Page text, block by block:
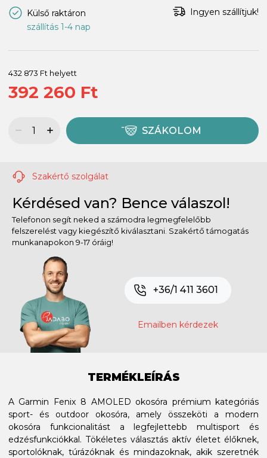
Külső raktáron
szállítás 1-4 nap
Ingyen szállítjuk!
432 873 Ft helyett
392 260 Ft
SZÁKOLOM
Szakértő szolgálat
Kérdésed van? Bence válaszol!
Telefonon segít neked a számodra legmegfelelőbb
felszerelést vagy kiegészítő kiválasztani. Szakértő támogatás
munkanapokon 9-17 óráig!
+36/1 411 3601
Emailben kérdezek
TERMÉKLEÍRÁS
A Garmin Fenix 8 AMOLED okosóra prémium kategóriás
sport- és outdoor okosóra, amely összeköti a modern
okosóra funkcionalitást a legfejlettebb multisport és
edzésfunkciókkal. Tökéletes választás aktív életet élőknek,
sportolóknak, túrázóknak és mindazoknak, akik szeretnék